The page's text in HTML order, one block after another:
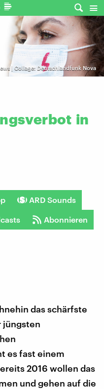
| Collage: Deutschlandfunk Nova
in
ARD Sounds
Abonnieren
das schärfste
jüngsten
es fast einem
2016 wollen das
und gehen auf die